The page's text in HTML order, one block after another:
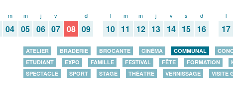
m
04
m
05
j
06
v
07 08
d
09
l
10
m
11
m
12
j
13
v
14
s
15
d
16
l
17
ATELIER BRADERIE BROCANTE CINÉMA COMMUNAL
ETUDIANT
EXPO FAMILLE FESTIVAL FÊTE FORMATION
SPECTACLE
SPORT STAGE THÉÂTRE VERNISSAGE VISITE